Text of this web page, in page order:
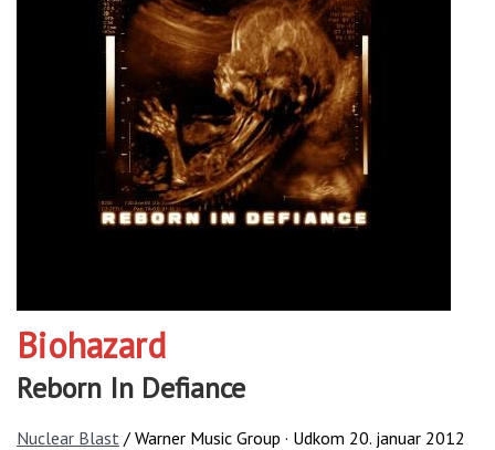
Biohazard
Reborn In Defiance
Nuclear Blast / Warner Music Group · Udkom 20. januar 2012